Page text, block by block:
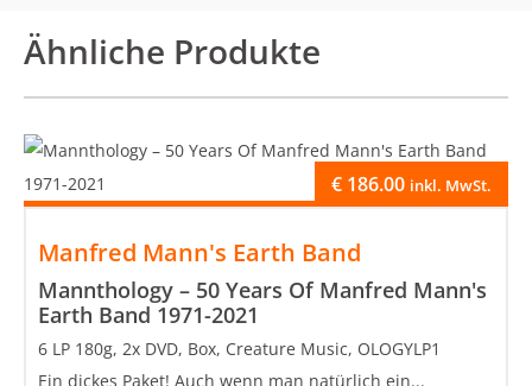
Ähnliche Produkte
Manfred Mann's Earth Band
Mannthology – 50 Years Of Manfred Mann's
Earth Band 1971-2021
€ 186.00 inkl. MwSt.
6 LP 180g, 2x DVD, Box, Creature Music, OLOGYLP1
Ein dickes Paket! Auch wenn man natürlich ein...